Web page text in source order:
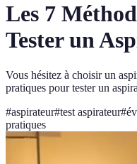
Les 7
Tester un
Vous hésitez à choisir un
pratiques pour tester un
#aspirateur#test aspirateur#
pratiques